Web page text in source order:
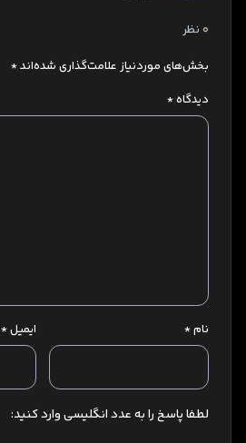
0 نظر
بخش‌های موردنیاز علامت‌گذاری شده‌اند*
دیدگاه*
نام* ایمیل*
لطفا پاسخ را به عدد انگلیسی وارد کنید: